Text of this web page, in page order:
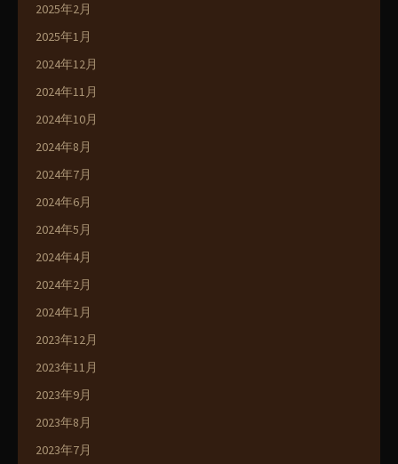
2025年2月
2025年1月
2024年12月
2024年11月
2024年10月
2024年8月
2024年7月
2024年6月
2024年5月
2024年4月
2024年2月
2024年1月
2023年12月
2023年11月
2023年9月
2023年8月
2023年7月